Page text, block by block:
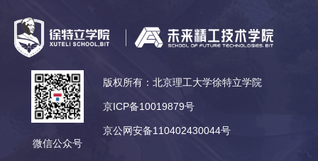
微信公众号
版权所有：北京理工大学徐特立学院
京ICP备10019879号
京公网安备110402430044号